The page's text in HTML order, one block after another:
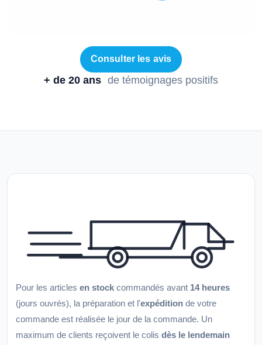
Consulter les avis
+ de 20 ans de témoignages positifs
Pour les articles en stock commandés avant 14 heures
(jours ouvrés), la préparation et l'expédition de votre
commande est réalisée le jour de la commande. Un
maximum de clients reçoivent le colis dès le lendemain